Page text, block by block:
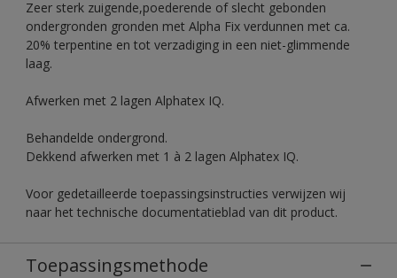
Zeer sterk zuigende,poederende of slecht gebonden
ondergronden gronden met Alpha Fix verdunnen met ca.
20% terpentine en tot verzadiging in een niet-glimmende
laag.
Afwerken met 2 lagen Alphatex IQ.
Behandelde ondergrond.
Dekkend afwerken met 1 à 2 lagen Alphatex IQ.
Voor gedetailleerde toepassingsinstructies verwijzen wij
naar het technische documentatieblad van dit product.
Toepassingsmethode